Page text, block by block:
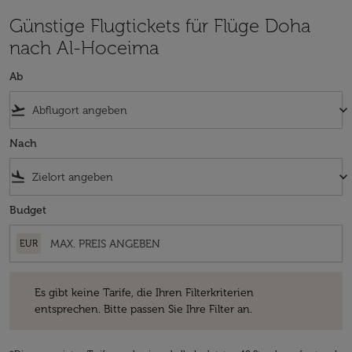
Günstige Flugtickets für Flüge Doha
nach Al-Hoceima
Ab
flight_takeoff keyboard_arrow_down
Nach
flight_land keyboard_arrow_down
Budget
EUR
Es gibt keine Tarife, die Ihren Filterkriterien
entsprechen. Bitte passen Sie Ihre Filter an.